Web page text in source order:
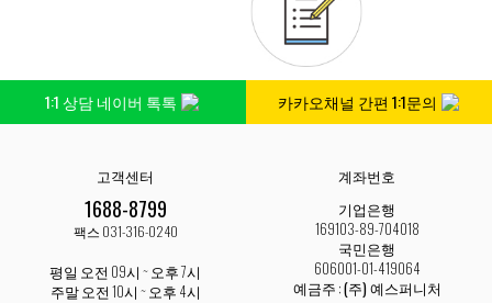
1:1 상담 네이버 톡톡 카카오채널 간편 1:1문의
고객센터
1688-8799
팩스 031-316-0240
평일 오전 09시 ~ 오후 7시
주말 오전 10시 ~ 오후 4시
계좌번호
기업은행
169103-89-704018
국민은행
606001-01-419064
예금주 :(주) 예스퍼니처